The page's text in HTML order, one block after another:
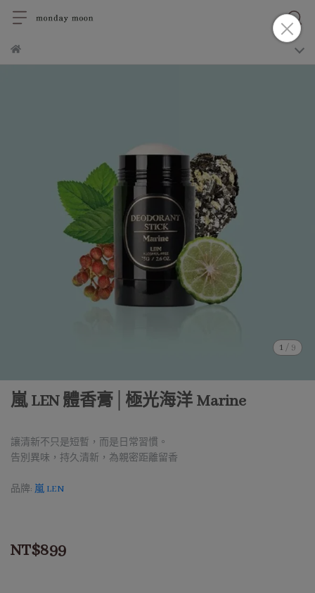
1 / 9
嵐 LEN 體香膏│極光海洋 Marine
讓清新不只是短暫，而是日常習慣。
告別異味，持久清新，為親密距離留香
品牌: 嵐 LEN
NT$899